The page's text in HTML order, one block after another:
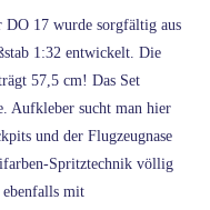
DO 17 wurde sorgfältig aus
1:32 entwickelt. Die
57,5 cm! Das Set
Aufkleber sucht man hier
und der Flugzeugnase
Spritztechnik völlig
ebenfalls mit